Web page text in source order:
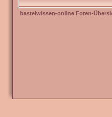
bastelwissen-online Foren-